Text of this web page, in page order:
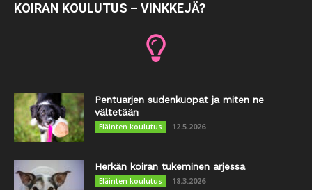
KOIRAN KOULUTUS – VINKKEJÄ?
Pentuarjen sudenkuopat ja miten ne
vältetään
Eläinten koulutus 12.5.2026
Herkän koiran tukeminen arjessa
Eläinten koulutus 18.3.2026